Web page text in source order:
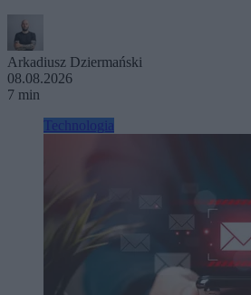
Arkadiusz Dziermański
08.08.2026
7 min
Technologia